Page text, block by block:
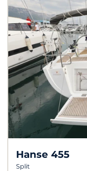
Hanse 455
Split